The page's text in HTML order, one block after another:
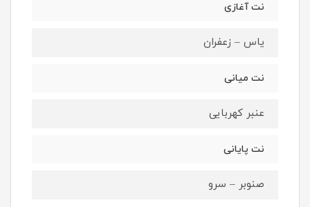
نت آغازی
یاس – زعفران
نت میانی
عنبر کهربایی
نت پایانی
صنوبر – سرو